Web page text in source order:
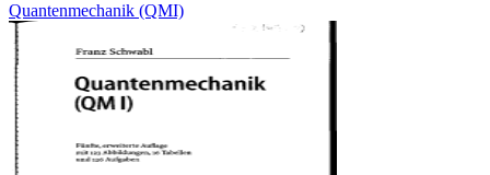
Quantenmechanik (QMI)